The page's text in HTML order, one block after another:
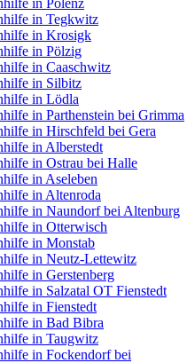
in Tegkwitz
in Krosigk
in Pölzig
in Caaschwitz
in Silbitz
in Lödla
in Parthenstein bei Grimma
in Hirschfeld bei Gera
in Alberstedt
in Ostrau bei Halle
in Aseleben
in Altenroda
in Naundorf bei Altenburg
in Otterwisch
in Monstab
in Neutz-Lettewitz
in Gerstenberg
in Salzatal OT Fienstedt
in Fienstedt
in Bad Bibra
in Taugwitz
in Fockendorf bei